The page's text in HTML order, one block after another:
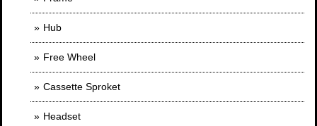
Hub
Free Wheel
Cassette Sproket
Headset